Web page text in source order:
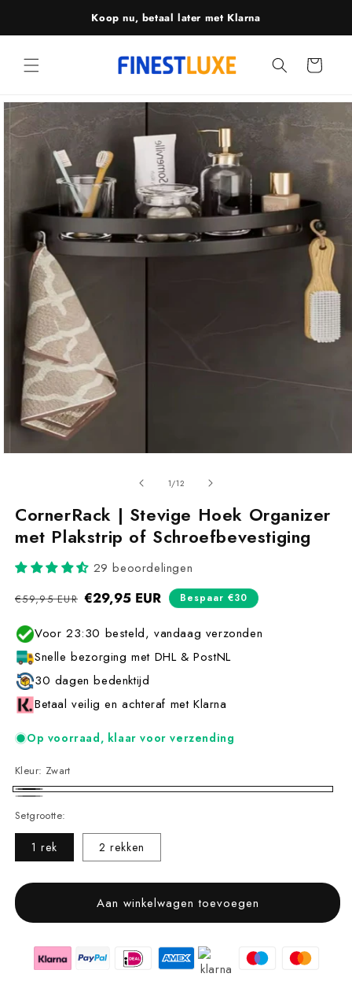
content
Koop nu, betaal later met Klarna
Winkelwagen
direct naar
1/van
12
CornerRack | Stevige Hoek Organizer
met Plakstrip of Schroefbevestiging
29 beoordelingen
Normale
€59,95 EUR Aanbiedingsprijs
€29,95 EUR Bespaar €30
Voor 23:30 besteld, vandaag verzonden
Snelle bezorging met DHL & PostNL
30 dagen bedenktijd
Betaal veilig en achteraf met Klarna
Op voorraad, klaar voor verzending
Kleur: Zwart
Zwart
Setgrootte:
1 rek 2 rekken
Aan winkelwagen toevoegen